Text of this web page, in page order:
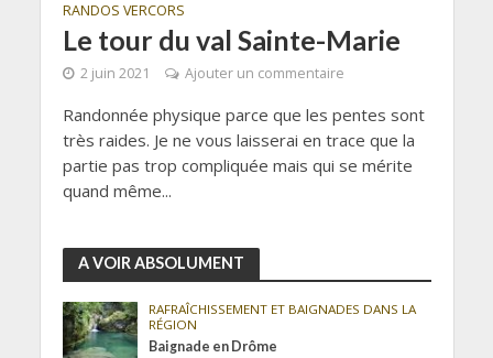
RANDOS VERCORS
Le tour du val Sainte-Marie
2 juin 2021 Ajouter un commentaire
Randonnée physique parce que les pentes sont
très raides. Je ne vous laisserai en trace que la
partie pas trop compliquée mais qui se mérite
quand même...
A VOIR ABSOLUMENT
RAFRAÎCHISSEMENT ET BAIGNADES DANS LA
RÉGION
Baignade en Drôme